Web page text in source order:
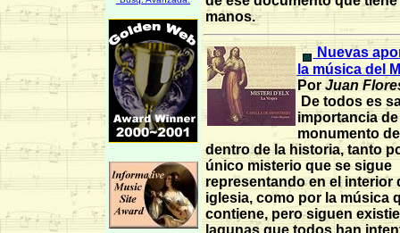
manos.
Nuevas
la música del
PorJuan
De todos es
importancia
monumento
dentro de la historia, tanto
único misterio que se sigue
representando en el interior
iglesia, como por la música
contiene, pero siguen
lagunas que todos han